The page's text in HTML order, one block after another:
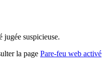
jugée suspicieuse.
la page Pare-feu web activé